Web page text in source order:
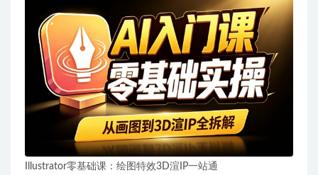
Illustrator零基础课：绘图特效3D渲IP一站通